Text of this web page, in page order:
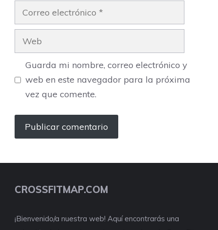
Correo
electrónico
Web
Guarda mi nombre, correo electrónico y
web en este navegador para la próxima
vez que comente.
CROSSFITMAP.COM
¡Bienvenido/a nuestra web! Aquí encontrarás una